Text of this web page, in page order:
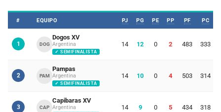
# EQUIPO PJ PG PE PP PF PC
1 DOG
Dogos XV
Argentina
✓ SEMIFINALISTA
14 12 0 2 483 333
2 PAM
Pampas
Argentina
✓ SEMIFINALISTA
14 10 0 4 503 314
3 CAP
Capibaras XV
Argentina 14 9 0 5 434 318